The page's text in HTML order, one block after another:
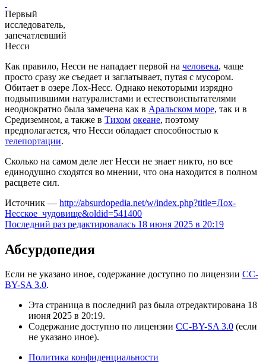
Первый
исследователь,
запечатлевший
Несси
Как правило, Несси не нападает первой на человека, чаще
просто сразу же съедает и заглатывает, путая с мусором.
Обитает в озере Лох-Несс. Однако некоторыми изрядно
подвыпившими натуралистами и естествоиспытателями
неоднократно была замечена как в Аральском море, так и в
Средиземном, а также в Тихом океане, поэтому
предполагается, что Несси обладает способностью к
телепортации.
Сколько на самом деле лет Несси не знает никто, но все
единодушно сходятся во мнении, что она находится в полном
расцвете сил.
Источник — http://absurdopedia.net/w/index.php?title=Лох-
Несское_чудовище&oldid=541400
Последний раз редактировалась 18 июня 2025 в 20:19
Абсурдопедия
Если не указано иное, содержание доступно по лицензии CC-
BY-SA 3.0.
Эта страница в последний раз была отредактирована 18
июня 2025 в 20:19.
Содержание доступно по лицензии CC-BY-SA 3.0 (если
не указано иное).
Политика конфиденциальности